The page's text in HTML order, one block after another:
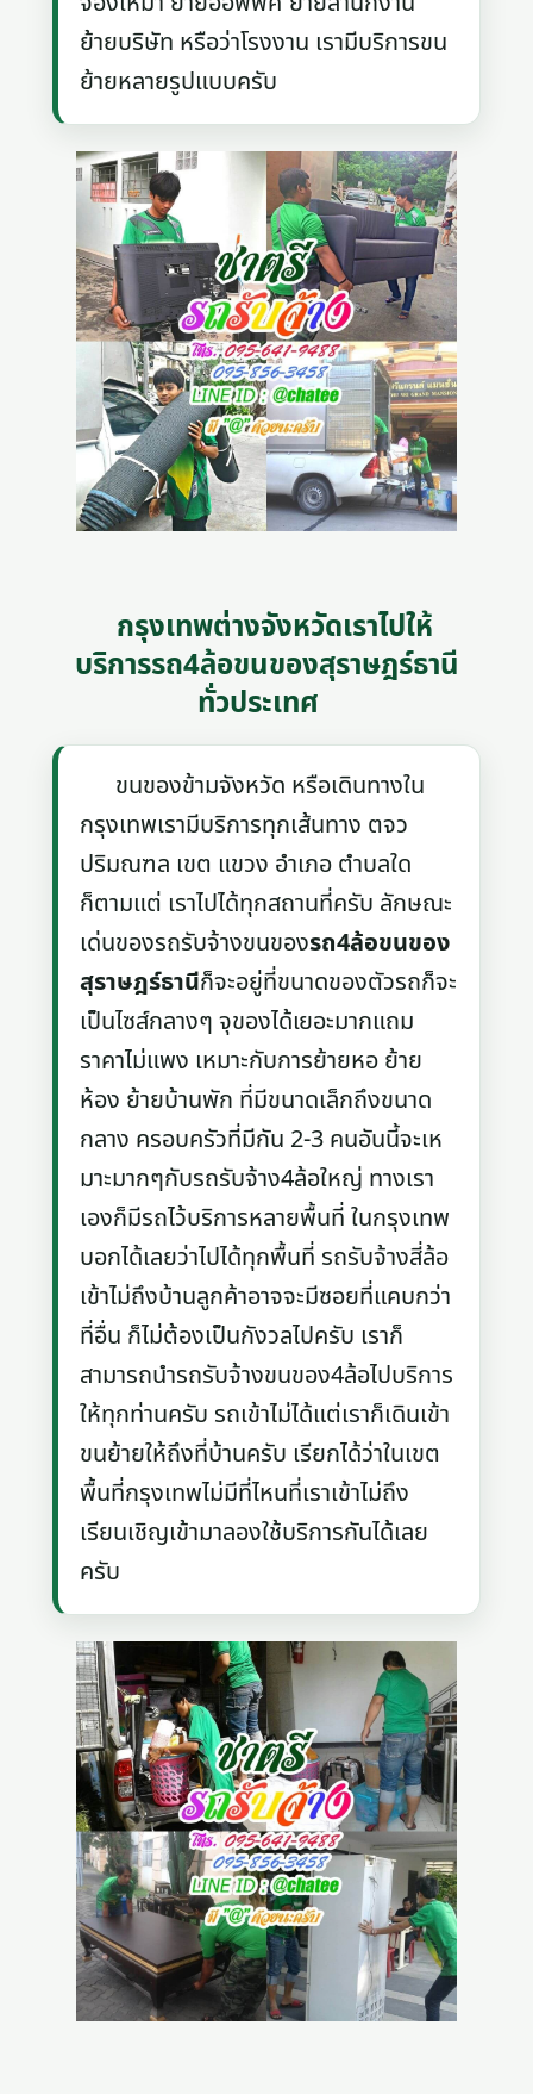
ย้ายบริษัท หรือว่าโรงงาน เรามีบริการขน
ย้ายหลายรูปแบบครับ
กรุงเทพต่างจังหวัดเราไปให้
บริการรถ4ล้อขนของสุราษฎร์ธานี
ทั่วประเทศ
ขนของข้ามจังหวัด หรือเดินทางใน
กรุงเทพเรามีบริการทุกเส้นทาง ตจว
ปริมณฑล เขต แขวง อำเภอ ตำบลใด
ก็ตามแต่ เราไปได้ทุกสถานที่ครับ ลักษณะ
เด่นของรถรับจ้างขนของรถ4ล้อขนของ
สุราษฎร์ธานีก็จะอยู่ที่ขนาดของตัวรถก็จะ
เป็นไซส์กลางๆ จุของได้เยอะมากแถม
ราคาไม่แพง เหมาะกับการย้ายหอ ย้าย
ห้อง ย้ายบ้านพัก ที่มีขนาดเล็กถึงขนาด
กลาง ครอบครัวที่มีกัน 2-3 คนอันนี้จะเห
มาะมากๆกับรถรับจ้าง4ล้อใหญ่ ทางเรา
เองก็มีรถไว้บริการหลายพื้นที่ ในกรุงเทพ
บอกได้เลยว่าไปได้ทุกพื้นที่ รถรับจ้างสี่ล้อ
เข้าไม่ถึงบ้านลูกค้าอาจจะมีซอยที่แคบกว่า
ที่อื่น ก็ไม่ต้องเป็นกังวลไปครับ เราก็
สามารถนำรถรับจ้างขนของ4ล้อไปบริการ
ให้ทุกท่านครับ รถเข้าไม่ได้แต่เราก็เดินเข้า
ขนย้ายให้ถึงที่บ้านครับ เรียกได้ว่าในเขต
พื้นที่กรุงเทพไม่มีที่ไหนที่เราเข้าไม่ถึง
เรียนเชิญเข้ามาลองใช้บริการกันได้เลย
ครับ